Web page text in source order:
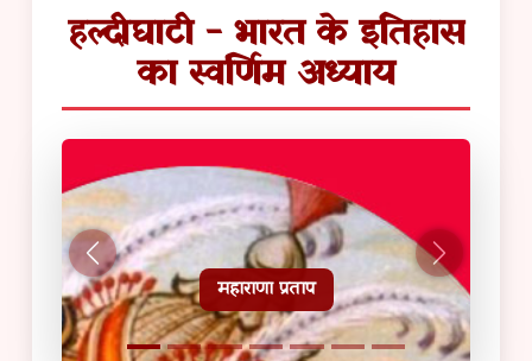
हल्दीघाटी - भारत के इतिहास
का स्वर्णिम अध्याय
हल्दीघाटी टूरिस्ट गाइड